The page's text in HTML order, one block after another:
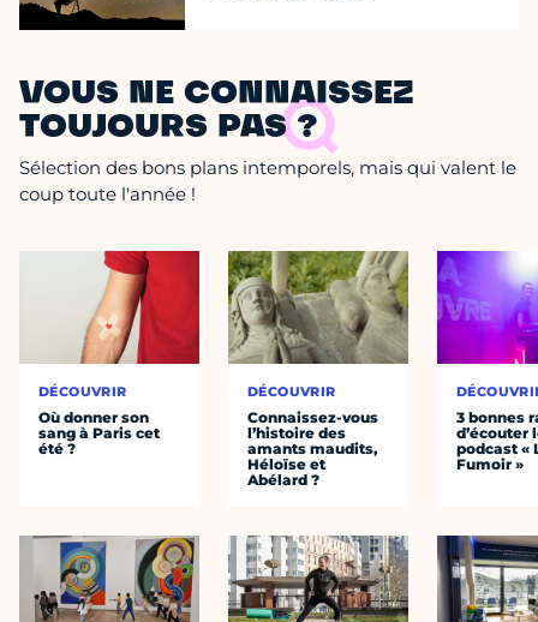
VOUS NE CONNAISSEZ
TOUJOURS PAS ?
Sélection des bons plans intemporels, mais qui valent le
coup toute l'année !
DÉCOUVRIR
Où donner son
sang à Paris cet
été ?
DÉCOUVRIR
Connaissez-vous
l’histoire des
amants maudits,
Héloïse et
Abélard ?
3 bonnes
d’écouter
podcast «
Fumoir »